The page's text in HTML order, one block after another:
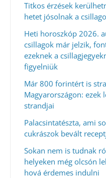
Titkos érzések
hetet jósolnak a
Heti horoszkóp 2026.
csillagok már jelzik,
ezeknek a
figyelniük
Már 800 forintért is
Magyarországon:
strandjai
Palacsintatészta, ami
cukrászok bevált
Sokan nem is tudnak
helyeken még olcsón
hová érdemes indulni